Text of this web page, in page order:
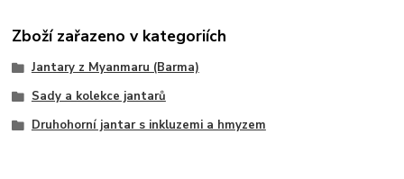
Zboží zařazeno v kategoriích
Jantary z Myanmaru (Barma)
Sady a kolekce jantarů
Druhohorní jantar s inkluzemi a hmyzem